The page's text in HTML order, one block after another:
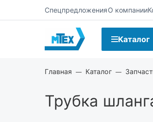
СпецпредложенияО компании
Каталог
Главная Каталог
Трубка